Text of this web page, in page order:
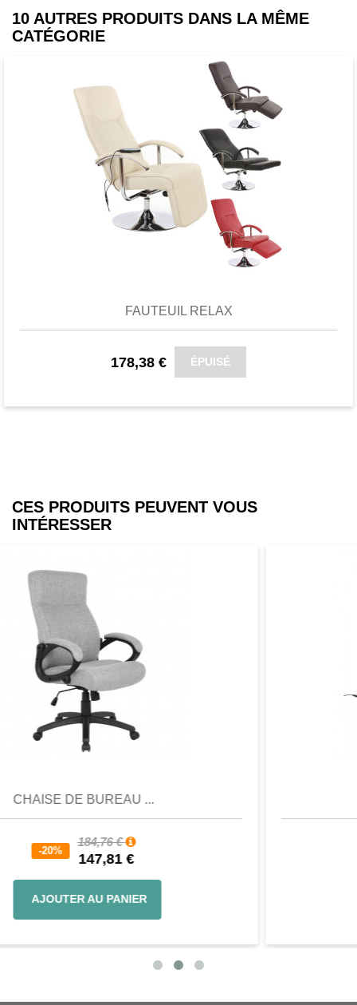
quelques secondes et la ranger dans le
sac de transport par lequel vous pouvez
10 AUTRES PRODUITS DANS LA MÊME
CATÉGORIE
FAUTEUIL RELAX
178,38 € ÉPUISÉ
CES PRODUITS PEUVENT VOUS
INTÉRESSER
FAUTEUIL DE RELAX...